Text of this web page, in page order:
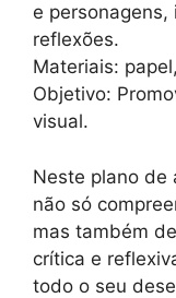
e
reflexões.
Materiais:
Objetivo:
visual.
Neste plano de
não só
mas também
crítica e
todo o seu